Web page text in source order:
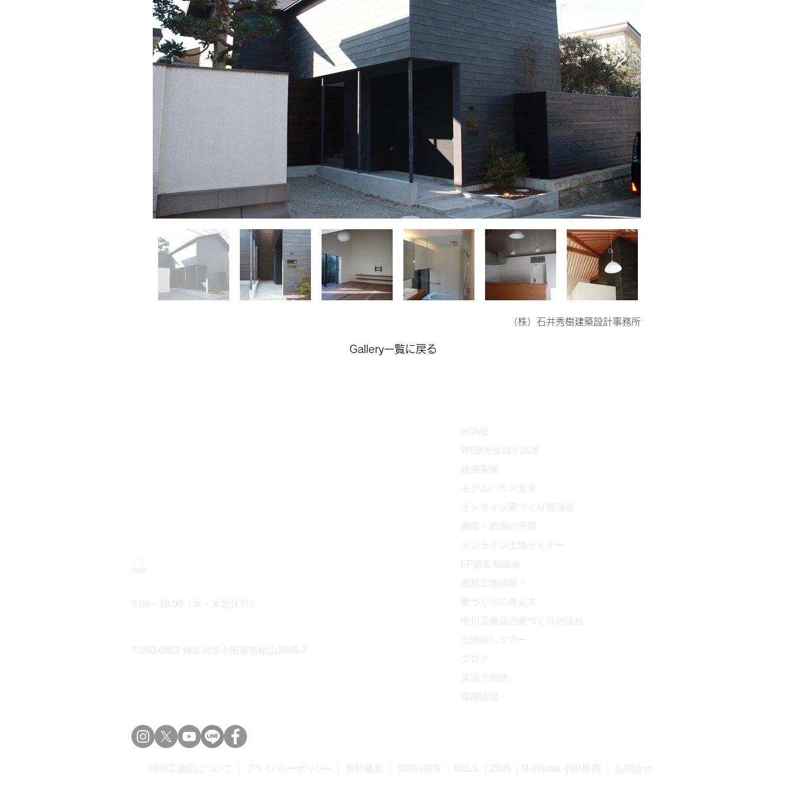
（株）石井秀樹建築設計事務所
Gallery一覧に戻る
9:00～18:00（水・木定休日）
〒250-0852 神奈川県小田原市栢山2845-7
HOME
WEBカタログ請求
建築実例
モデルハウス見学
オンライン家づくり勉強会
湘南・西湘の平屋
オンライン土地セミナー
​FP資金相談会
最新土地情報！
家づくりの考え方
中川工務店の家づくりの流れ
土地探しツアー
ブログ
落語で相続
採用情報
中川工務店について プライバシーボリシー 会社概要 SDGs宣言 BELS ZEH R+house 小田原西 お問合せ